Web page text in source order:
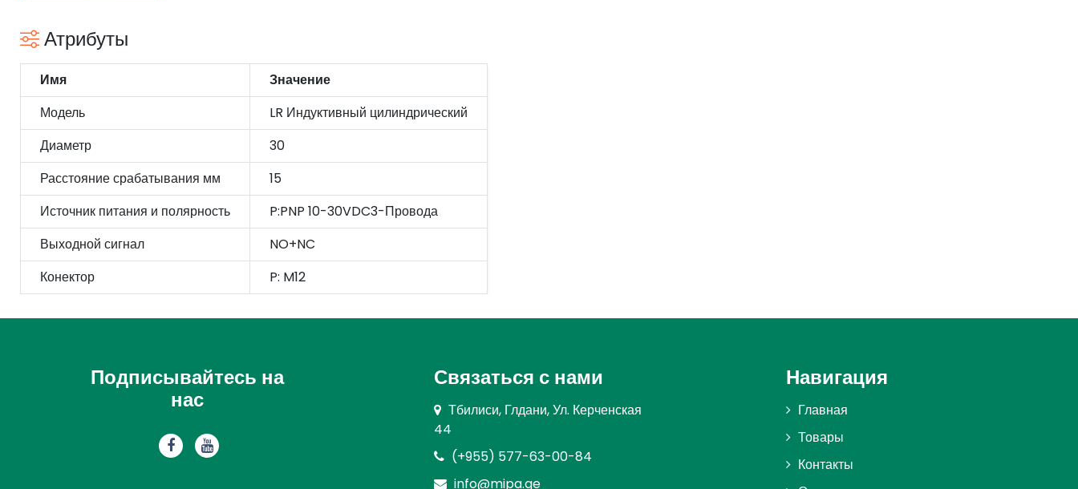
Атрибуты
Имя
Значение
Модель
LR Индуктивный цилиндрический
Диаметр
30
Расстояние срабатывания мм
15
Источник питания и полярность
P:PNP 10-30VDC3-Провода
Выходной сигнал
NO+NC
Конектор
P: M12
Подписывайтесь на
нас
Связаться с нами
Тбилиси, Глдани, Ул. Керченская
44
(+955) 577-63-00-84
info@mipa.ge
Навигация
Главная
Товары
Контакты